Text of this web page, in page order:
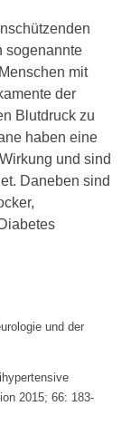
sogenannte
mit
der
Blutdruck zu
haben eine
und sind
Daneben sind
und der
2015; 66: 183-